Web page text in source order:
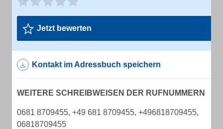
Jetzt bewerten
Kontakt im Adressbuch speichern
WEITERE SCHREIBWEISEN DER RUFNUMMERN
0681 8709455, +49 681 8709455, +496818709455,
06818709455